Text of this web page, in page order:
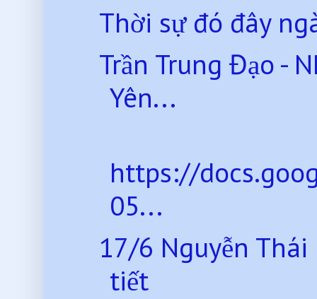
Thời sự đó đây
Trần Trung Đạo -
Yên...
https://
05...
17/6 Nguyễn
tiết